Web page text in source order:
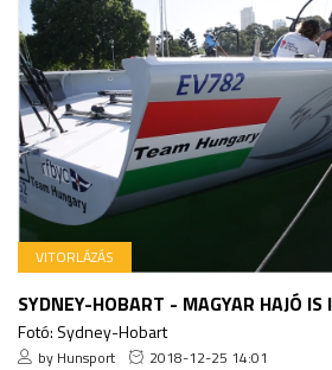
VITORLÁZÁS
SYDNEY-HOBART - MAGYAR HAJÓ IS
Fotó: Sydney-Hobart
by Hunsport 2018-12-25 14:01